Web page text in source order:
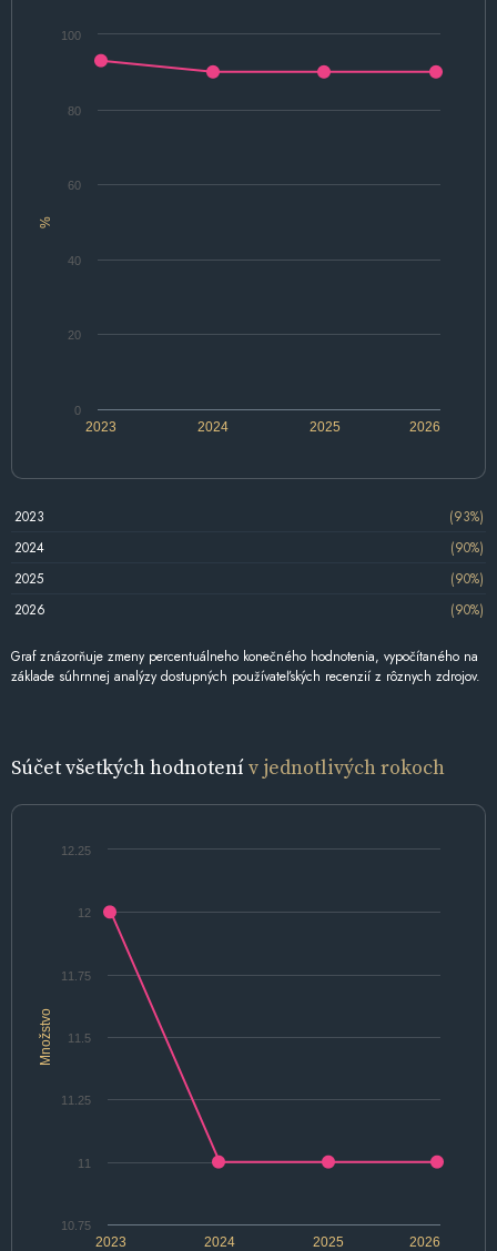
%
2024 2026
2023 2025
0
20
40
60
80
100
2023
(93%)
2024
(90%)
2025
(90%)
2026
(90%)
Graf znázorňuje zmeny percentuálneho konečného hodnotenia, vypočítaného na
základe súhrnnej analýzy dostupných používateľských recenzií z rôznych zdrojov.
Súčet všetkých hodnotenív jednotlivých rokoch
Množstvo
2024 2026
2023 2025
10.75
11
11.25
11.5
11.75
12
12.25